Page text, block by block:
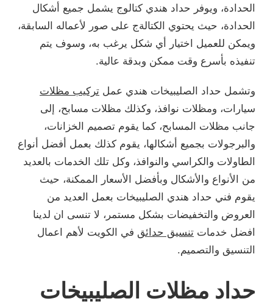
الحدادة، ويوفر حداد هندي كتالوج يشمل جميع أشكال
الحدادة، حيث يحتوي الكتالةج على صور لأعماله السابقة،
ويمكن للعميل اختيار أي شكل يرغب به، وسوف يتم
تنفيذه بأسرع وقت ممكن وبدقة عالية.
وتشمل حداد الصليبيخات هندي عمل تركيب مظلات
سيارات، ومظلات نوافذ، وكذلك مظلات مسابح، إلى
جانب مظلات المسابح، كما يقوم تصميم الخزانات،
والبرجولات بجميع أشكالها، يقوم كذلك بعمل أفضل أنواع
الطاولات والكراسي والنوافذ، وكل تلك الخدمات بالعديد
من الأنواع والأشكال وبأفضل الأسعار الممكنة، حيث
يقوم فني حداد هندي الصليبيخات بعمل العديد من
العروض والتخفيضات بشكل مستمر، لا تنسى ان لدينا
افضل خدمات تنسيق حدائق في الكويت لأهم اعمال
التنسيق والتصميم.
حداد مظلات الصليبيخات